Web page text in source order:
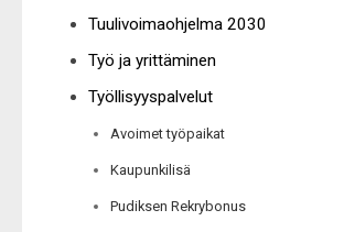
Tuulivoimaohjelma 2030
Työ ja yrittäminen
Työllisyyspalvelut
Avoimet työpaikat
Kaupunkilisä
Pudiksen Rekrybonus